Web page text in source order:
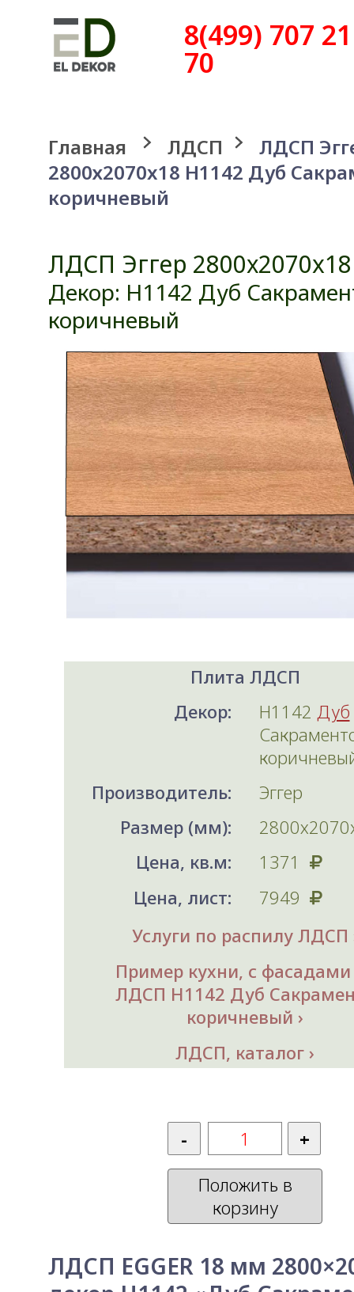
8(499) 707 21
70
Главная ЛДСП
ЛДСП
2800х2070x18 H1142 Дуб
коричневый
ЛДСП Эггер 2800х2070x18
Декор: H1142 Дуб
коричневый
Плита ЛДСП
Декор:
H1142 Дуб
Производитель:
Эггер
Размер (мм):
Цена, кв.м:
1371
Цена, лист:
7949
Услуги по распилу ЛДСП
Пример кухни, с фасадами
ЛДСП H1142 Дуб
коричневый
ЛДСП, каталог
Положить в
корзину
ЛДСП EGGER 18 мм